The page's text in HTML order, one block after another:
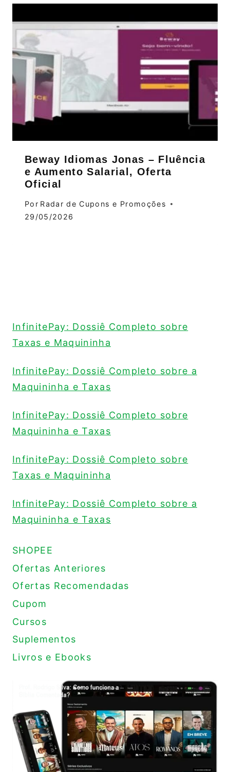
Beway Idiomas Jonas – Fluência
e Aumento Salarial, Oferta
Oficial
Por Radar de Cupons e Promoções
29/05/2026
InfinitePay: Dossiê Completo sobre
Taxas e Maquininha
InfinitePay: Dossiê Completo sobre a
Maquininha e Taxas
InfinitePay: Dossiê Completo sobre
Maquininha e Taxas
InfinitePay: Dossiê Completo sobre
Taxas e Maquininha
InfinitePay: Dossiê Completo sobre a
Maquininha e Taxas
SHOPEE
Ofertas Anteriores
Ofertas Recomendadas
Cupom
Cursos
Suplementos
Livros e Ebooks